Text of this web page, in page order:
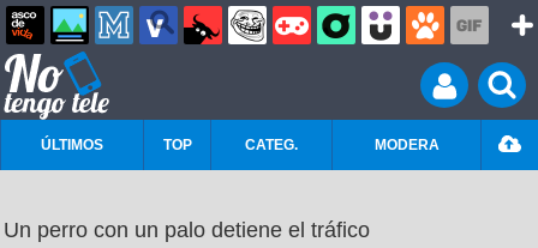
ÚLTIMOS TOP CATEG. MODERA
Un perro con un palo detiene el tráfico